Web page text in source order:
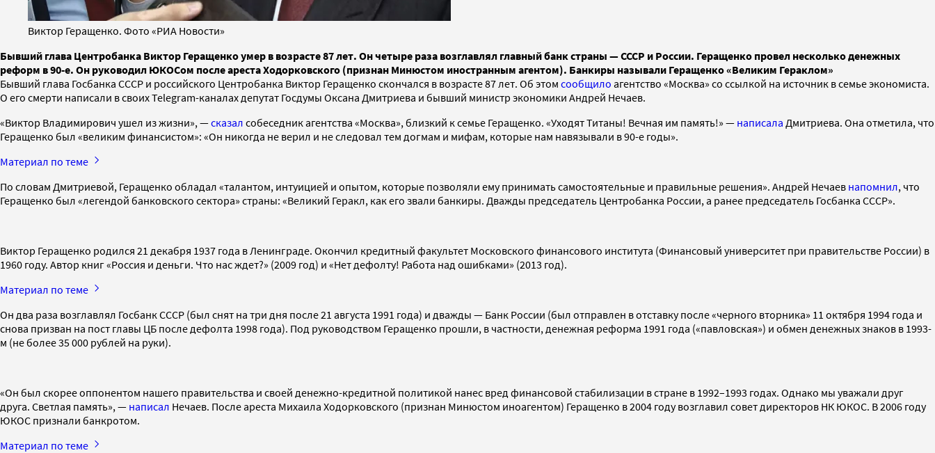
Виктор Геращенко. Фото «РИА Новости»
Бывший глава Центробанка Виктор Геращенко умер в возрасте 87 лет. Он четыре раза возглавлял главный банк страны — СССР и России. Геращенко провел несколько денежных
реформ в 90-е. Он руководил ЮКОСом после ареста Ходорковского (признан Минюстом иностранным агентом). Банкиры называли Геращенко «Великим Гераклом»
Бывший глава Госбанка СССР и российского Центробанка Виктор Геращенко скончался в возрасте 87 лет. Об этом сообщило агентство «Москва» со ссылкой на источник в семье экономиста.
О его смерти написали в своих Telegram-каналах депутат Госдумы Оксана Дмитриева и бывший министр экономики Андрей Нечаев.
«Виктор Владимирович ушел из жизни», —сказал собеседник агентства «Москва», близкий к семье Геращенко. «Уходят Титаны! Вечная им память!» — написала Дмитриева. Она отметила, что
Геращенко был «великим финансистом»: «Он никогда не верил и не следовал тем догмам и мифам, которые нам навязывали в 90-е годы».
Материал по теме
По словам Дмитриевой, Геращенко обладал «талантом, интуицией и опытом, которые позволяли ему принимать самостоятельные и правильные решения». Андрей Нечаев напомнил, что
Геращенко был «легендой банковского сектора» страны: «Великий Геракл, как его звали банкиры. Дважды председатель Центробанка России, а ранее председатель Госбанка СССР».
Виктор Геращенко родился 21 декабря 1937 года в Ленинграде. Окончил кредитный факультет Московского финансового института (Финансовый университет при правительстве России) в
1960 году. Автор книг «Россия и деньги. Что нас ждет?» (2009 год) и «Нет дефолту! Работа над ошибками» (2013 год).
Материал по теме
Он два раза возглавлял Госбанк СССР (был снят на три дня после 21 августа 1991 года) и дважды — Банк России (был отправлен в отставку после «черного вторника» 11 октября 1994 года и
снова призван на пост главы ЦБ после дефолта 1998 года). Под руководством Геращенко прошли, в частности, денежная реформа 1991 года («павловская») и обмен денежных знаков в 1993-
м (не более 35 000 рублей на руки).
«Он был скорее оппонентом нашего правительства и своей денежно-кредитной политикой нанес вред финансовой стабилизации в стране в 1992–1993 годах. Однако мы уважали друг
друга. Светлая память», — написал Нечаев. После ареста Михаила Ходорковского (признан Минюстом иноагентом) Геращенко в 2004 году возглавил совет директоров НК ЮКОС. В 2006 году
ЮКОС признали банкротом.
Материал по теме